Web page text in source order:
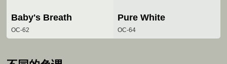
Baby's Breath
OC-62
Pure White
OC-64